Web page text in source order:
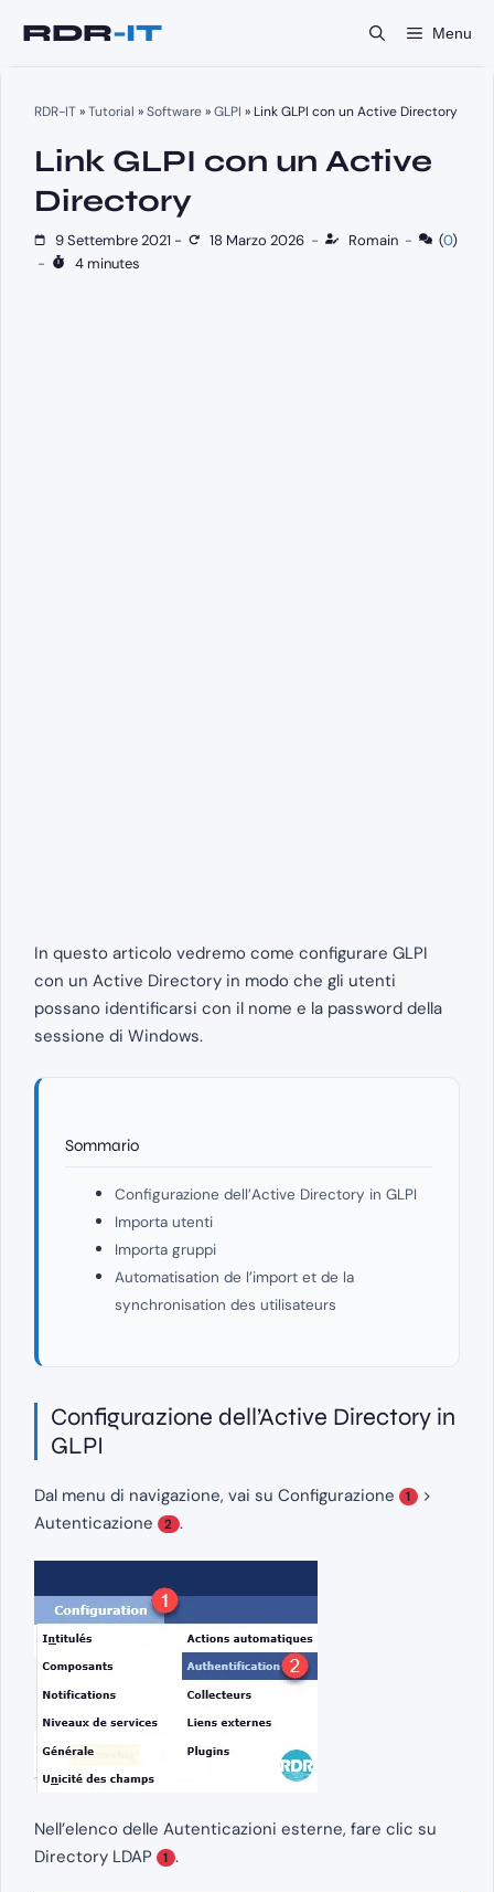
Menu
RDR-IT»Tutorial »Software»GLPI » Link GLPI con un Active Directory
Link GLPI con un Active
Directory
9 Settembre 2021 - 18 Marzo 2026 - Romain - (0)
-
4 minutes
In questo articolo vedremo come configurare GLPI
con un Active Directory in modo che gli utenti
possano identificarsi con il nome e la password della
sessione di Windows.
Sommario
Configurazione dell’Active Directory in GLPI
Importa utenti
Importa gruppi
Automatisation de l’import et de la
synchronisation des utilisateurs
Configurazione dell’Active Directory in
GLPI
Dal menu di navigazione, vai su Configurazione 1 >
Autenticazione
2 .
Nell’elenco delle Autenticazioni esterne, fare clic su
Directory LDAP
1 .